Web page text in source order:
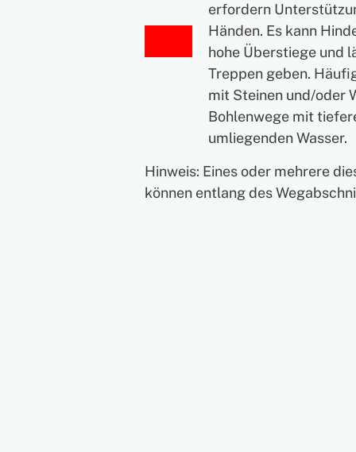
erfordern
Händen. Es kann
hohe Überstiege und
Treppen geben.
mit Steinen und/oder
Bohlenwege mit
umliegenden Wasser.
Hinweis: Eines oder mehrere
können entlang des